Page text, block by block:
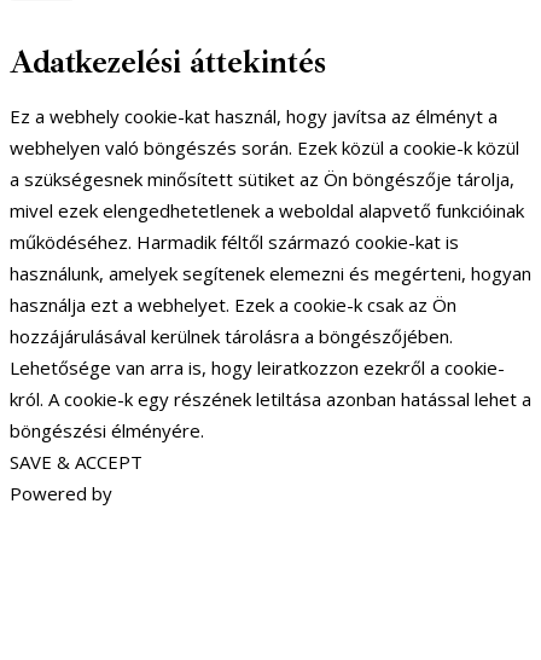
Adatkezelési áttekintés
Ez a webhely cookie-kat használ, hogy javítsa az élményt a
webhelyen való böngészés során. Ezek közül a cookie-k közül
a szükségesnek minősített sütiket az Ön böngészője tárolja,
mivel ezek elengedhetetlenek a weboldal alapvető funkcióinak
működéséhez. Harmadik féltől származó cookie-kat is
használunk, amelyek segítenek elemezni és megérteni, hogyan
használja ezt a webhelyet. Ezek a cookie-k csak az Ön
hozzájárulásával kerülnek tárolásra a böngészőjében.
Lehetősége van arra is, hogy leiratkozzon ezekről a cookie-
król. A cookie-k egy részének letiltása azonban hatással lehet a
böngészési élményére.
SAVE & ACCEPT
Powered by